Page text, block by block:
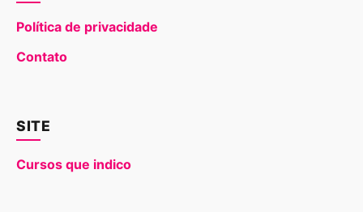
Política de privacidade
Contato
SITE
Cursos que indico